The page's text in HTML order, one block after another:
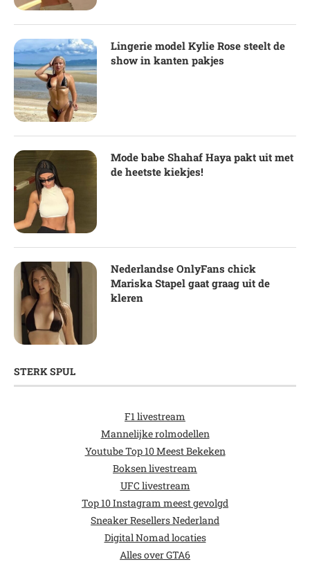
Lingerie model Kylie Rose steelt de
show in kanten pakjes
Mode babe Shahaf Haya pakt uit met
de heetste kiekjes!
Nederlandse OnlyFans chick
Mariska Stapel gaat graag uit de
kleren
STERK SPUL
F1 livestream
Mannelijke rolmodellen
Youtube Top 10 Meest Bekeken
Boksen livestream
UFC livestream
Top 10 Instagram meest gevolgd
Sneaker Resellers Nederland
Digital Nomad locaties
Alles over GTA6